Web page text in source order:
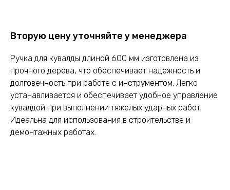
Вторую цену уточняйте у менеджера
Ручка для кувалды длиной 600 мм изготовлена из
прочного дерева, что обеспечивает надежность и
долговечность при работе с инструментом. Легко
устанавливается и обеспечивает удобное управление
кувалдой при выполнении тяжелых ударных работ.
Идеальна для использования в строительстве и
демонтажных работах.